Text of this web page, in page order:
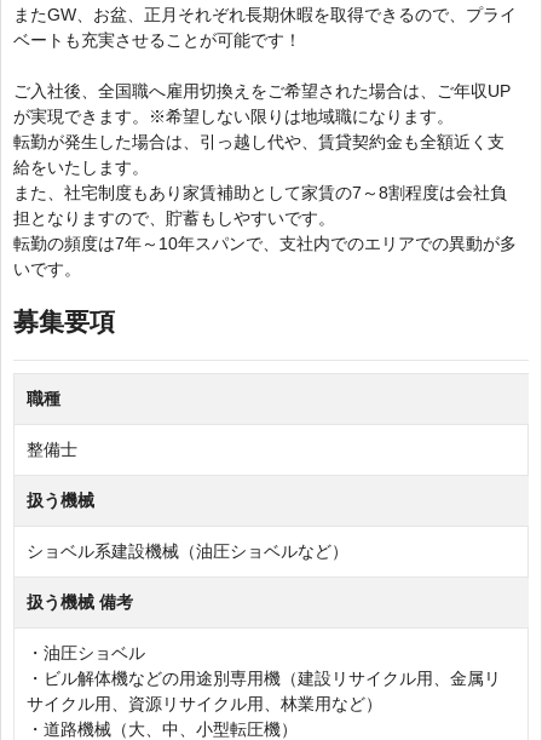
またGW、お盆、正月それぞれ長期休暇を取得できるので、プライ
ベートも充実させることが可能です！
ご入社後、全国職へ雇用切換えをご希望された場合は、ご年収UP
が実現できます。※希望しない限りは地域職になります。
転勤が発生した場合は、引っ越し代や、賃貸契約金も全額近く支
給をいたします。
また、社宅制度もあり家賃補助として家賃の7～8割程度は会社負
担となりますので、貯蓄もしやすいです。
転勤の頻度は7年～10年スパンで、支社内でのエリアでの異動が多
いです。
募集要項
職種
整備士
扱う機械
ショベル系建設機械（油圧ショベルなど）
扱う機械 備考
・油圧ショベル
・ビル解体機などの用途別専用機（建設リサイクル用、金属リ
サイクル用、資源リサイクル用、林業用など）
・道路機械（大、中、小型転圧機）